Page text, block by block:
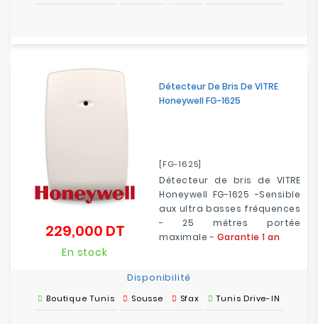
Détecteur De Bris De VITRE
Honeywell FG-1625
[FG-1625]
Détecteur de bris de VITRE
Honeywell FG-1625 -Sensible
aux ultra basses fréquences
- 25 métres portée
maximale - Garantie 1 an
229,000 DTPrix
En stock
Disponibilité
Boutique Tunis Sousse Sfax Tunis Drive-IN